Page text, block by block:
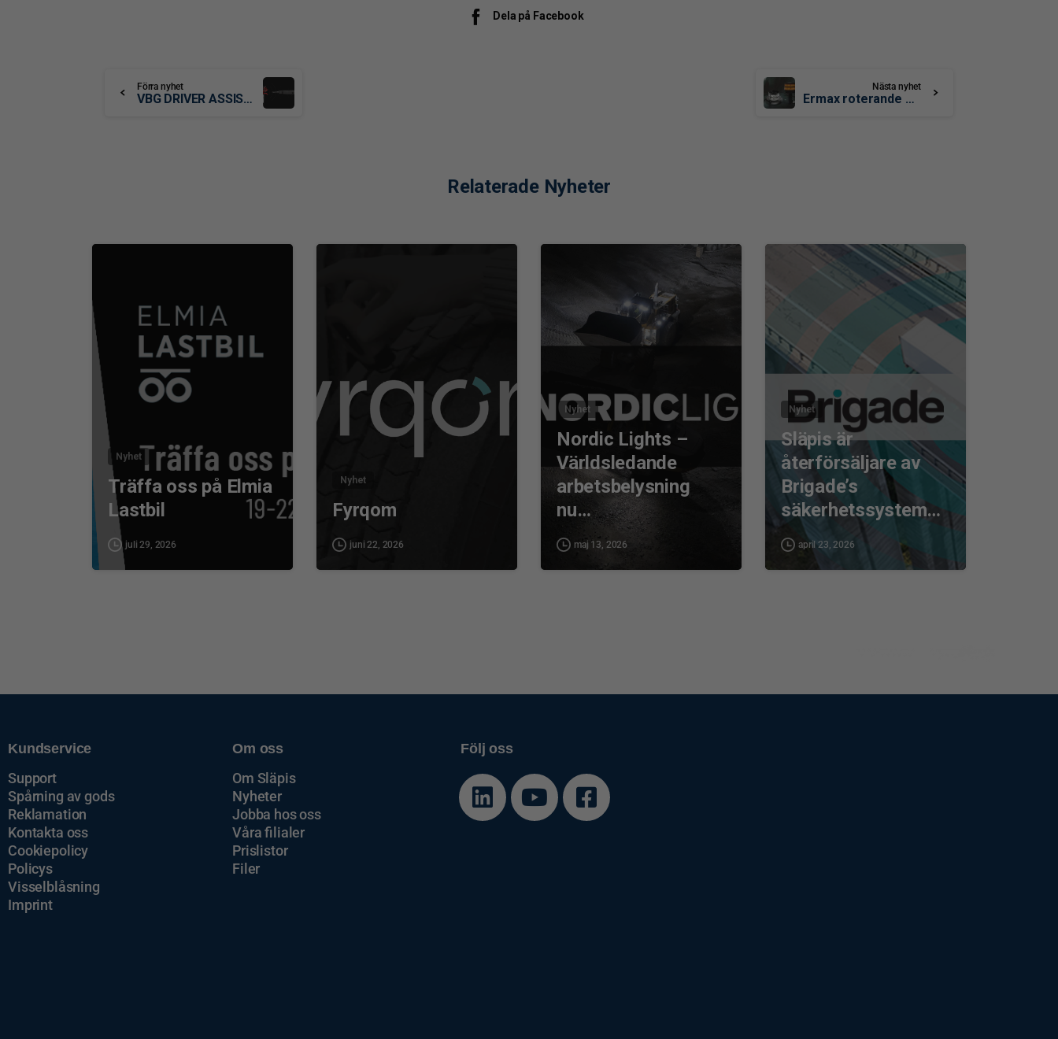
Dela på Facebook
Förra nyhet
VBG DRIVER ASSIST – ETT INNOVATIVT SYSTEM SOM GUIDAR FÖRAREN
Nästa nyhet
Ermax roterande LED varningsljus
Relaterade Nyheter
Nyhet
Träffa oss på Elmia
Lastbil
juli 29, 2026
Nyhet
Fyrqom
juni 22, 2026
0
Nyhet
Nordic Lights –
Världsledande
arbetsbelysning
nu…
maj 13, 2026
0
Nyhet
Släpis är
återförsäljare av
Brigade’s
säkerhetssystem…
april 23, 2026
Kundservice
Support
Spårning av gods
Reklamation
Kontakta oss
Cookiepolicy
Policys
Visselblåsning
Imprint
Om oss
Om Släpis
Nyheter
Jobba hos oss
Våra filialer
Prislistor
Filer
Följ oss